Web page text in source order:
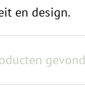
en design.